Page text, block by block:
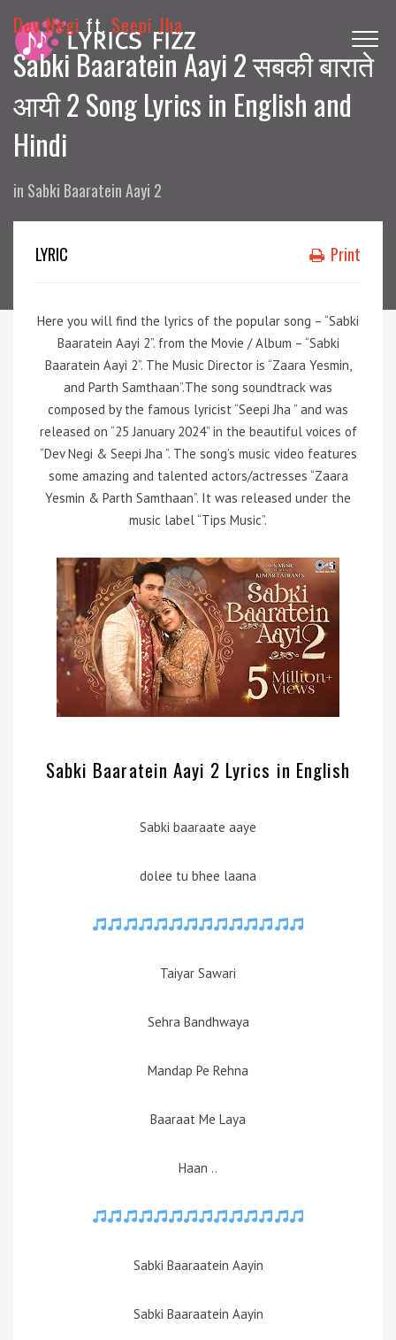
Dev Negi ft. Seepi Jha
Sabki Baaratein Aayi 2 सबकी बाराते
आयी 2 Song Lyrics in English and
Hindi
in Sabki Baaratein Aayi 2
LYRIC Print
Here you will find the lyrics of the popular song – “Sabki
Baaratein Aayi 2”. from the Movie / Album – “Sabki
Baaratein Aayi 2”. The Music Director is “Zaara Yesmin,
and Parth Samthaan”.The song soundtrack was
composed by the famous lyricist “Seepi Jha ” and was
released on “25 January 2024” in the beautiful voices of
“Dev Negi & Seepi Jha ”. The song’s music video features
some amazing and talented actors/actresses “Zaara
Yesmin & Parth Samthaan”. It was released under the
music label “Tips Music”.
Sabki Baaratein Aayi 2 Lyrics in English
Sabki baaraate aaye
dolee tu bhee laana
Taiyar Sawari
Sehra Bandhwaya
Mandap Pe Rehna
Baaraat Me Laya
Haan ..
Sabki Baaraatein Aayin
Sabki Baaraatein Aayin